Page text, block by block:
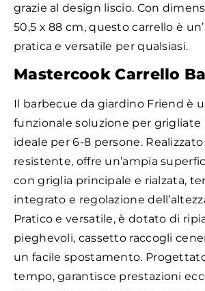
grazie al design liscio. Con
50,5 x 88 cm, questo carrello è
pratica e versatile per qualsiasi.
Mastercook Carrello
Il barbecue da giardino Friend è
funzionale soluzione per grigliate
ideale per 6-8 persone.
resistente, offre un’ampia
con griglia principale e rialzata,
integrato e regolazione
Pratico e versatile, è dotato di
pieghevoli, cassetto raccogli
un facile spostamento.
tempo, garantisce prestazioni